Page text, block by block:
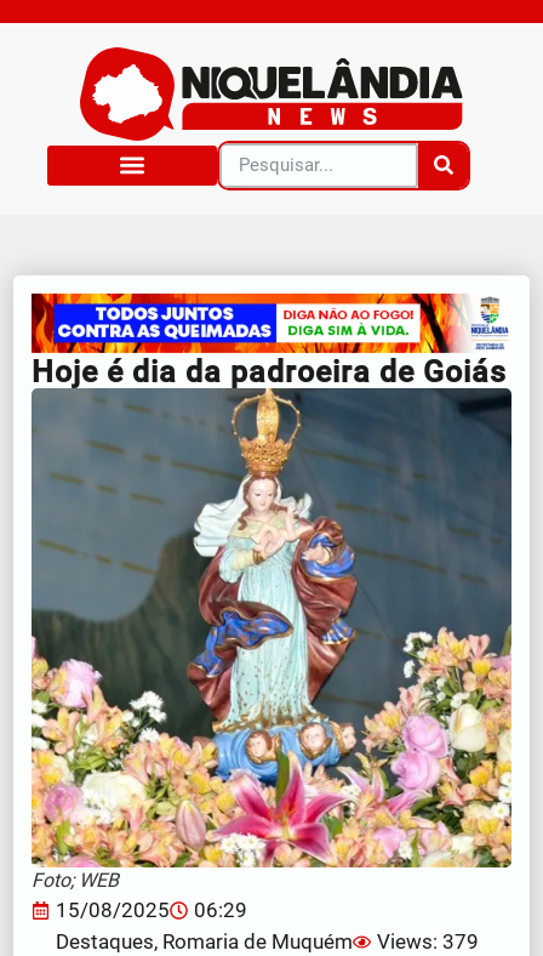
Hoje é dia da padroeira de Goiás
Foto; WEB
15/08/2025
06:29
Destaques, Romaria de Muquém Views: 379